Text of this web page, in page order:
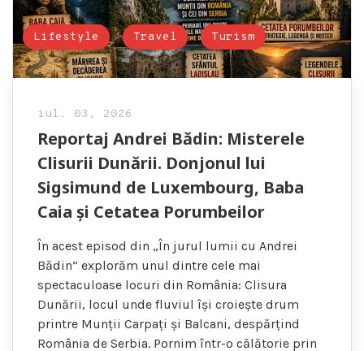
Lifestyle Travel Turism
iul. 03, 2026
Reportaj Andrei Bădin: Misterele
Clisurii Dunării. Donjonul lui
Sigsimund de Luxembourg, Baba
Caia și Cetatea Porumbeilor
În acest episod din „În jurul lumii cu Andrei
Bădin” explorăm unul dintre cele mai
spectaculoase locuri din România: Clisura
Dunării, locul unde fluviul își croiește drum
printre Munții Carpați și Balcani, despărțind
România de Serbia. Pornim într-o călătorie prin